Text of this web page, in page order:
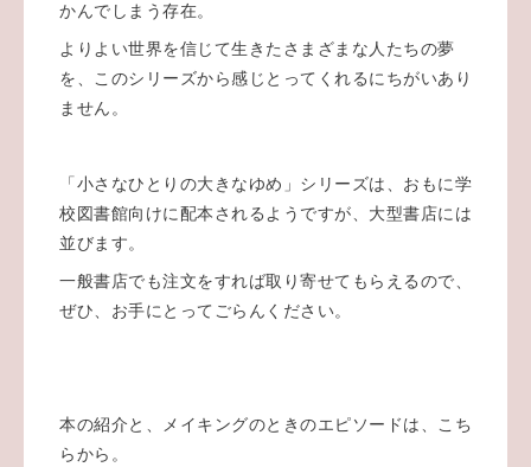
かんでしまう存在。
よりよい世界を信じて生きたさまざまな人たちの夢
を、このシリーズから感じとってくれるにちがいあり
ません。
「小さなひとりの大きなゆめ」シリーズは、おもに学
校図書館向けに配本されるようですが、大型書店には
並びます。
一般書店でも注文をすれば取り寄せてもらえるので、
ぜひ、お手にとってごらんください。
本の紹介と、メイキングのときのエピソードは、こち
らから。